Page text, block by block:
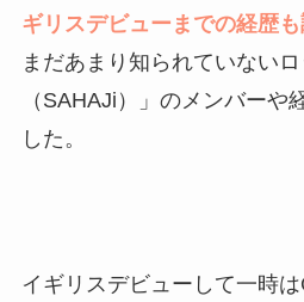
ギリスデビューまでの経歴も
まだあまり知られていない
（SAHAJi）」のメンバーや
した。
イギリスデビューして一時